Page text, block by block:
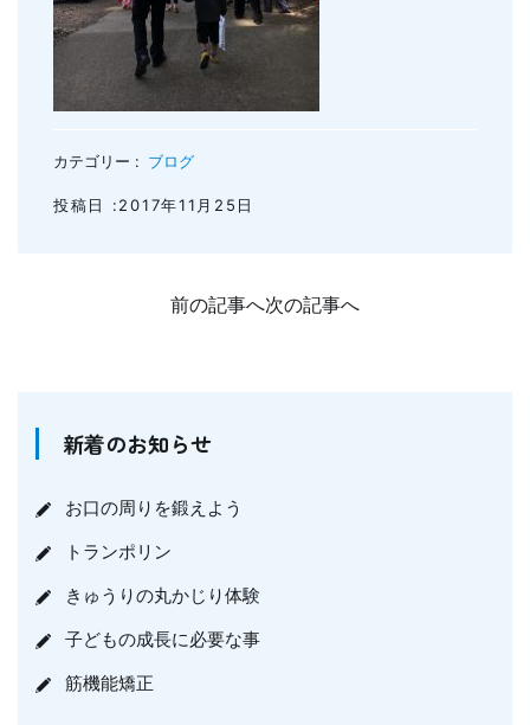
カテゴリー : ブログ
投稿日 :2017年11月25日
前の記事へ次の記事へ
新着のお知らせ
お口の周りを鍛えよう
トランポリン
きゅうりの丸かじり体験
子どもの成長に必要な事
筋機能矯正